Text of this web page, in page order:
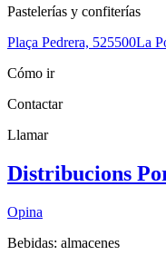
Pastelerías y confiterías
Plaça Pedrera, 525500La
Cómo ir
Contactar
Llamar
Distribucions
Opina
Bebidas: almacenes